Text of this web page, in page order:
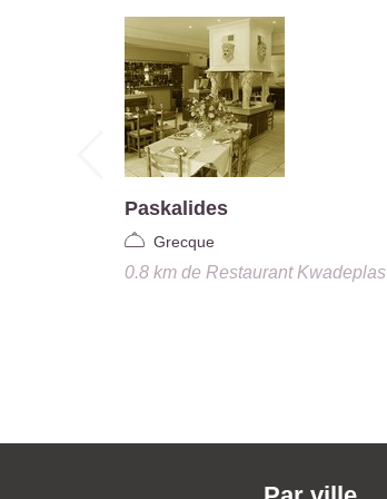
Paskalides
Grecque
0.8 kmde Restaurant Kwadeplas